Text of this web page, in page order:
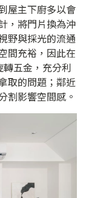
屋主下廚多以會
，將門片換為沖
野與採光的流通
間充裕，因此在
五金，充分利
取的問題；鄰近
割影響空間感。